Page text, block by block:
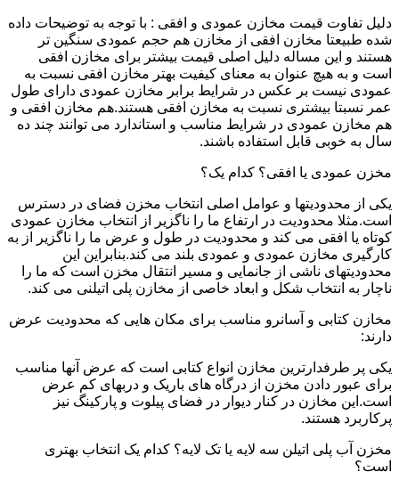
دلیل تفاوت قیمت مخازن عمودی و افقی : با توجه به توضیحات داده
شده طبیعتا مخازن افقی از مخازن هم حجم عمودی سنگین تر
هستند و این مساله دلیل اصلی قیمت بیشتر برای مخازن افقی
است و به هیچ عنوان به معنای کیفیت بهتر مخازن افقی نسبت به
عمودی نیست بر عکس در شرایط برابر مخازن عمودی دارای طول
عمر نسبتا بیشتری نسبت به مخازن افقی هستند.هم مخازن افقی و
هم مخازن عمودی در شرایط مناسب و استاندارد می توانند چند ده
سال به خوبی قابل استفاده باشند.
مخزن عمودی یا افقی؟ کدام یک؟
یکی از محدودیتها و عوامل اصلی انتخاب مخزن فضای در دسترس
است.مثلا محدودیت در ارتفاع ما را ناگزیر از انتخاب مخازن عمودی
کوتاه یا افقی می کند و محدودیت در طول و عرض ما را ناگزیر از به
کارگیری مخازن عمودی و عمودی بلند می کند.بنابراین این
محدودیتهای ناشی از جانمایی و مسیر انتقال مخزن است که ما را
ناچار به انتخاب شکل و ابعاد خاصی از مخازن پلی اتیلنی می کند.
مخازن کتابی و آسانرو مناسب برای مکان هایی که محدودیت عرض
دارند:
یکی پر طرفدارترین مخازن انواع کتابی است که عرض آنها مناسب
برای عبور دادن مخزن از درگاه های باریک و دربهای کم عرض
است.این مخازن در کنار دیوار در فضای پیلوت و پارکینگ نیز
پرکاربرد هستند.
مخزن آب پلی اتیلن سه لایه یا تک لایه؟ کدام یک انتخاب بهتری
است؟